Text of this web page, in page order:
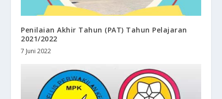
Penilaian Akhir Tahun (PAT) Tahun Pelajaran
2021/2022
7 Juni 2022